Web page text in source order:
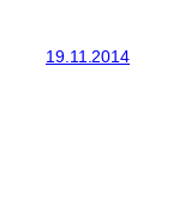
19.11.2014